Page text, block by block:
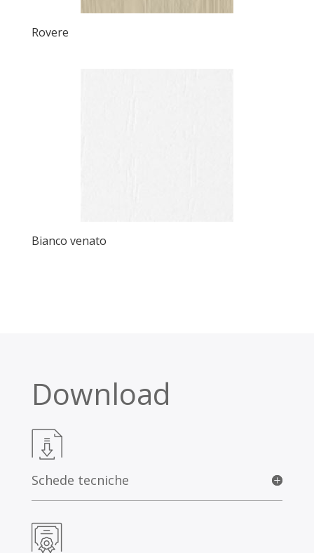
Rovere
Bianco venato
Download
Schede tecniche